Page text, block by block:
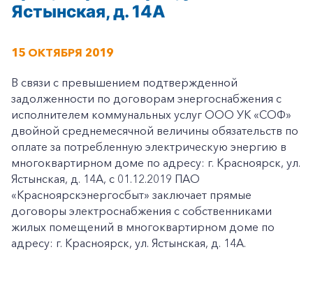
Ястынская, д. 14А
15 ОКТЯБРЯ 2019
В связи с превышением подтвержденной
задолженности по договорам энергоснабжения с
исполнителем коммунальных услуг ООО УК «СОФ»
двойной среднемесячной величины обязательств по
оплате за потребленную электрическую энергию в
многоквартирном доме по адресу: г. Красноярск, ул.
Ястынская, д. 14А, с 01.12.2019 ПАО
«Красноярскэнергосбыт» заключает прямые
договоры электроснабжения с собственниками
жилых помещений в многоквартирном доме по
адресу: г. Красноярск, ул. Ястынская, д. 14А.